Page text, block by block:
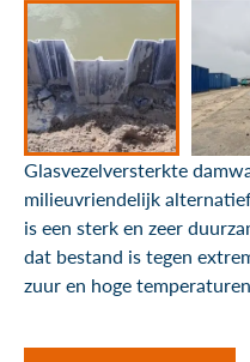
Hydraulisch gereedschap
1446 AK Purmerend
+31 (0)299 622 396
info@jldinternational.com
KVK: 371 211 24
BTW: 8154.51.179.B01
Glasvezelversterkte
milieuvriendelijk
is een sterk en zeer
dat bestand is tegen
zuur en hoge